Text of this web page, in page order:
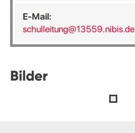
E-Mail:
schulleitung@13559.nibis.de
Bilder